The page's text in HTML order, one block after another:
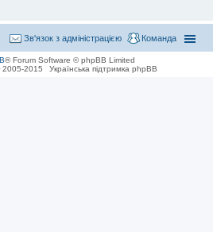
Команда
Зв'язок з адміністрацією
® Forum Software © phpBB Limited
2005-2015
Українська підтримка phpBB